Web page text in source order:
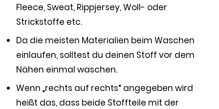
Fleece, Sweat, Rippjersey, Woll- oder
Strickstoffe etc.
Da die meisten Materialien beim Waschen
einlaufen, solltest du deinen Stoff vor dem
Nähen einmal waschen.
Wenn „rechts auf rechts“ angegeben wird
heißt das, dass beide Stoffteile mit der